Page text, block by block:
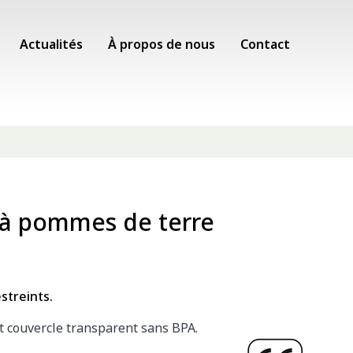
Actualités À propos de nous Contact
pommes de terre
transparent sans BPA.